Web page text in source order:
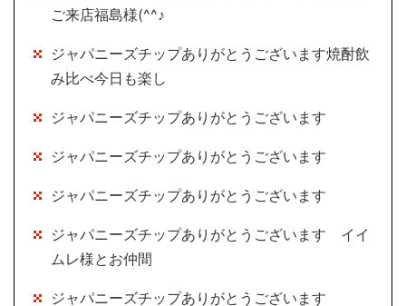
ご来店福島様(^^♪
ジャパニーズチップありがとうございます焼酎飲
み比べ今日も楽し
ジャパニーズチップありがとうございます
ジャパニーズチップありがとうございます
ジャパニーズチップありがとうございます
ジャパニーズチップありがとうございます イイ
ムレ様とお仲間
ジャパニーズチップありがとうございます